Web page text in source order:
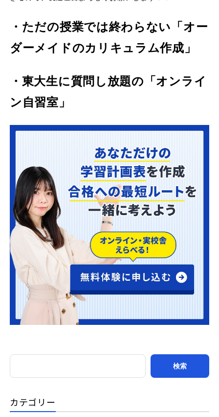
・ただの授業では終わらない「オー
ダーメイドのカリキュラム作成」
・東大生に質問し放題の「オンライ
ン自習室」
カテゴリー